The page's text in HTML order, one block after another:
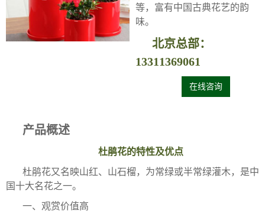
等，富有中国古典花艺的韵
味。
北京总部：
13311369061
在线咨询
产品概述
杜鹃花的特性及优点
杜鹃花又名映山红、山石榴，为常绿或半常绿灌木，是中
国十大名花之一。
一、观赏价值高